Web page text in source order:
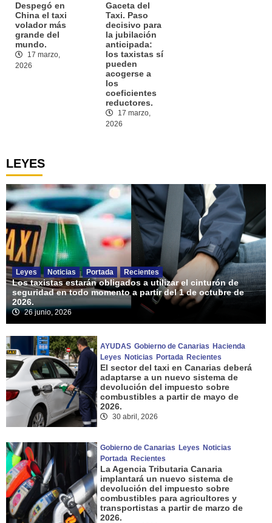
Despegó en
China el taxi
volador más
grande del
mundo.
17 marzo,
2026
Gaceta del
Taxi. Paso
decisivo para
la jubilación
anticipada:
los taxistas sí
pueden
acogerse a
los
coeficientes
reductores.
17 marzo,
2026
LEYES
Leyes Noticias Portada Recientes
Los taxistas estarán obligados a utilizar el cinturón de
seguridad en todo momento a partir del 1 de octubre de
2026.
26 junio, 2026
AYUDAS Gobierno de Canarias Hacienda
Leyes Noticias Portada Recientes
El sector del taxi en Canarias deberá
adaptarse a un nuevo sistema de
devolución del impuesto sobre
combustibles a partir de mayo de
2026.
30 abril, 2026
Gobierno de Canarias Leyes Noticias
Portada Recientes
La Agencia Tributaria Canaria
implantará un nuevo sistema de
devolución del impuesto sobre
combustibles para agricultores y
transportistas a partir de marzo de
2026.